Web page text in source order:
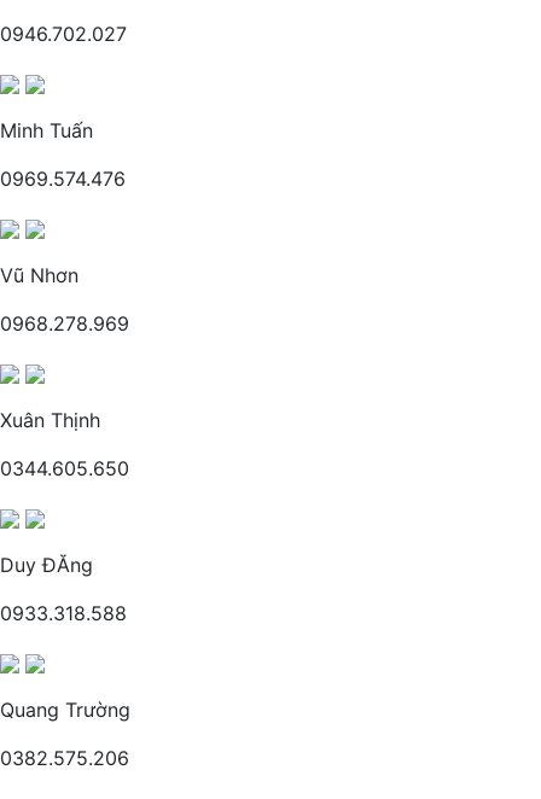
0946.702.027
Minh Tuấn
0969.574.476
Vũ Nhơn
0968.278.969
Xuân Thịnh
0344.605.650
Duy ĐĂng
0933.318.588
Quang Trường
0382.575.206